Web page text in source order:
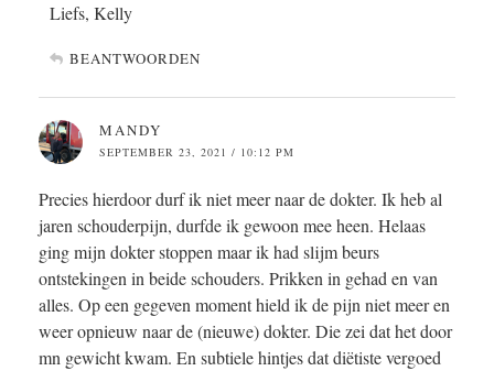
Liefs, Kelly
BEANTWOORDEN
MANDY
SEPTEMBER 23, 2021 / 10:12 PM
Precies hierdoor durf ik niet meer naar de dokter. Ik heb al
jaren schouderpijn, durfde ik gewoon mee heen. Helaas
ging mijn dokter stoppen maar ik had slijm beurs
ontstekingen in beide schouders. Prikken in gehad en van
alles. Op een gegeven moment hield ik de pijn niet meer en
weer opnieuw naar de (nieuwe) dokter. Die zei dat het door
mn gewicht kwam. En subtiele hintjes dat diëtiste vergoed